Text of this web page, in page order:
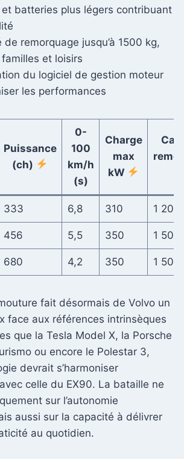
batteries plus légers contribuant
de remorquage jusqu’à 1500 kg,
et loisirs
du logiciel de gestion moteur
les performances
Puissance
(ch)
0-
100
km/h
(s)
Charge
max
kW
333 6,8 310 1 200
456 5,5 350 1 500
680 4,2 350 1 500
fait désormais de Volvo un
face aux références intrinsèques
que la Tesla Model X, la Porsche
ou encore le Polestar 3,
devrait s’harmoniser
celle du EX90. La bataille ne
sur l’autonomie
aussi sur la capacité à délivrer
au quotidien.